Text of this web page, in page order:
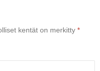
kentät on merkitty *